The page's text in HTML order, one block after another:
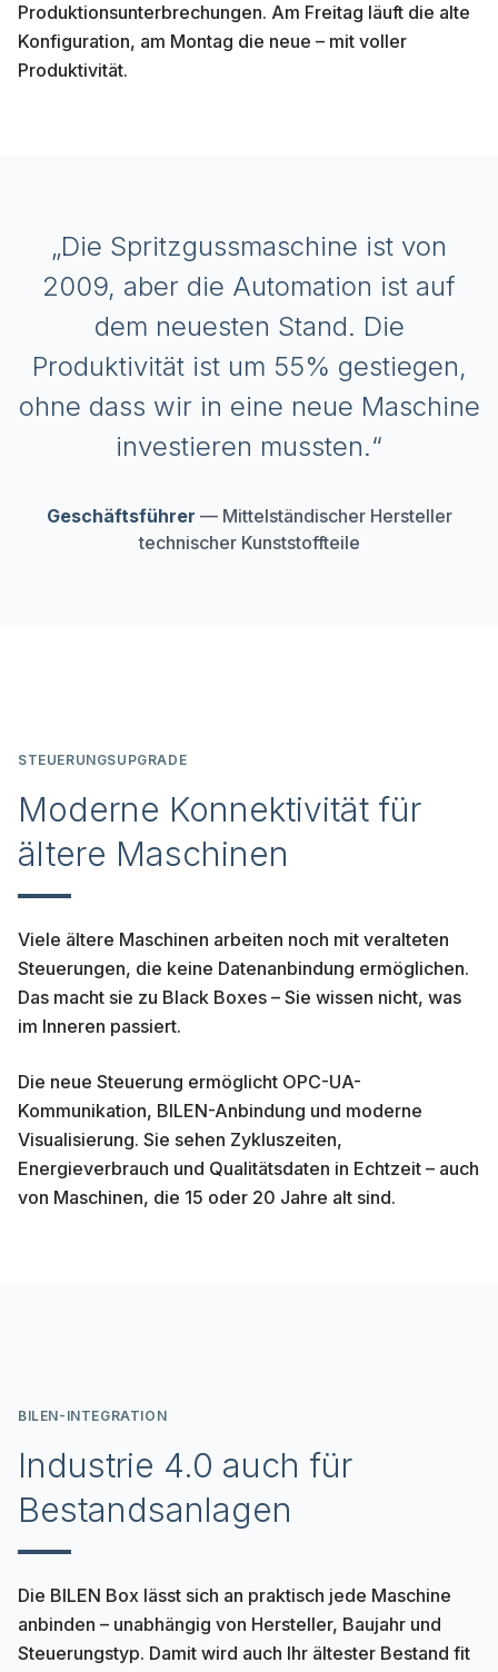
Produktionsunterbrechungen. Am Freitag läuft die alte
Konfiguration, am Montag die neue – mit voller
Produktivität.
„Die Spritzgussmaschine ist von
2009, aber die Automation ist auf
dem neuesten Stand. Die
Produktivität ist um 55% gestiegen,
ohne dass wir in eine neue Maschine
investieren mussten.“
Geschäftsführer — Mittelständischer Hersteller
technischer Kunststoffteile
STEUERUNGSUPGRADE
Moderne Konnektivität für
ältere Maschinen
Viele ältere Maschinen arbeiten noch mit veralteten
Steuerungen, die keine Datenanbindung ermöglichen.
Das macht sie zu Black Boxes – Sie wissen nicht, was
im Inneren passiert.
Die neue Steuerung ermöglicht OPC-UA-
Kommunikation, BILEN-Anbindung und moderne
Visualisierung. Sie sehen Zykluszeiten,
Energieverbrauch und Qualitätsdaten in Echtzeit – auch
von Maschinen, die 15 oder 20 Jahre alt sind.
BILEN-INTEGRATION
Industrie 4.0 auch für
Bestandsanlagen
Die BILEN Box lässt sich an praktisch jede Maschine
anbinden – unabhängig von Hersteller, Baujahr und
Steuerungstyp. Damit wird auch Ihr ältester Bestand fit